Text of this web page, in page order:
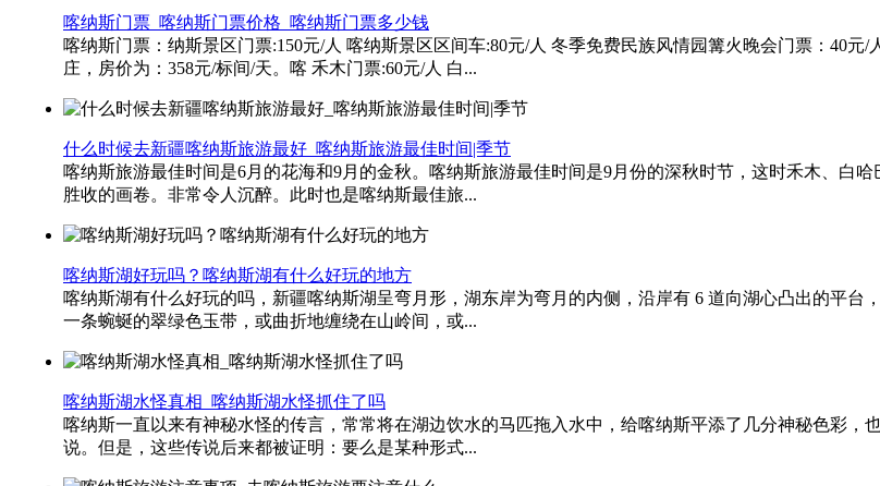
喀纳斯门票_喀纳斯门票价格_喀纳斯门票多少钱
喀纳斯门票：纳斯景区门票:150元/人 喀纳斯景区区间车:80元/人 冬季免费民族风情园篝火晚会门票：40
庄，房价为：358元/标间/天。喀 禾木门票:60元/人 白...
什么时候去新疆喀纳斯旅游最好_喀纳斯旅游最佳时间|季节
喀纳斯旅游最佳时间是6月的花海和9月的金秋。喀纳斯旅游最佳时间是9月份的深秋时节，这时禾木、白
胜收的画卷。非常令人沉醉。此时也是喀纳斯最佳旅...
喀纳斯湖好玩吗？喀纳斯湖有什么好玩的地方
喀纳斯湖有什么好玩的吗，新疆喀纳斯湖呈弯月形，湖东岸为弯月的内侧，沿岸有 6 道向湖心凸出的平
一条蜿蜒的翠绿色玉带，或曲折地缠绕在山岭间，或...
喀纳斯湖水怪真相_喀纳斯湖水怪抓住了吗
喀纳斯一直以来有神秘水怪的传言，常常将在湖边饮水的马匹拖入水中，给喀纳斯平添了几分神秘色彩
说。但是，这些传说后来都被证明：要么是某种形式...